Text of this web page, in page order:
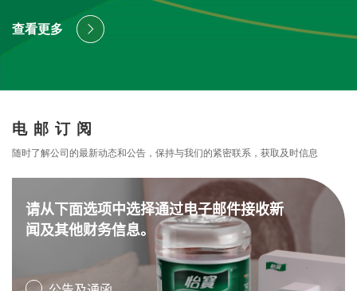
查看更多
电邮订阅
随时了解公司的最新动态和公告，保持与我们的紧密联系，获取及时信息